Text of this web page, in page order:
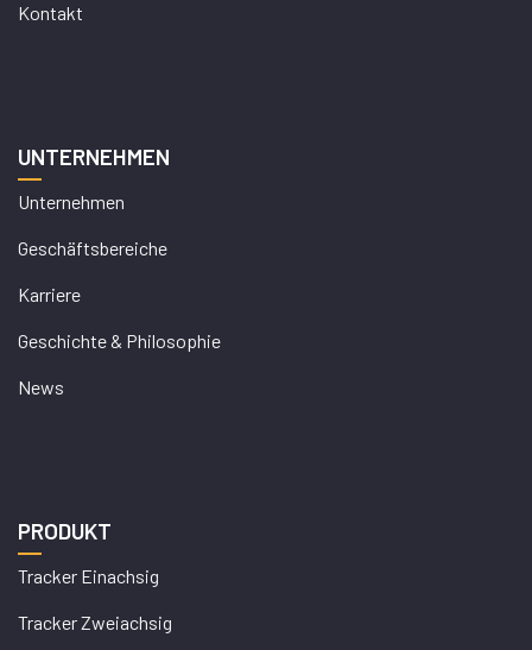
Kontakt
UNTERNEHMEN
Unternehmen
Geschäftsbereiche
Karriere
Geschichte & Philosophie
News
PRODUKT
Tracker Einachsig
Tracker Zweiachsig